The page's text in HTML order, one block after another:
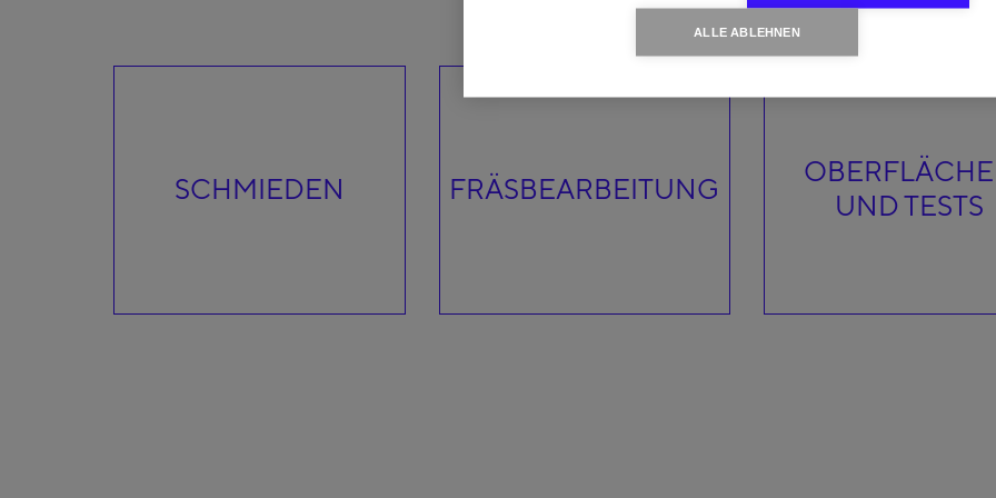
SCHMIEDEN FRÄSBEARBEITUNG
UND TESTS
ALLE ABLEHNEN